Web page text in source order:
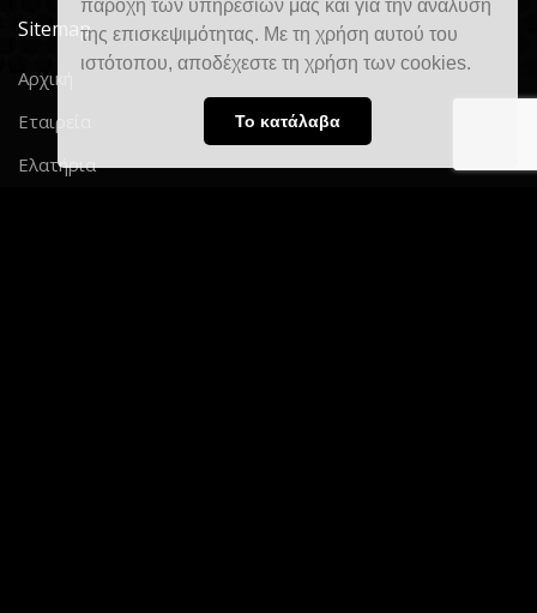
παροχή των υπηρεσιών μας και για την ανάλυση
της επισκεψιμότητας. Με τη χρήση αυτού του
ιστότοπου, αποδέχεστε τη χρήση των cookies.
Το κατάλαβα
Sitemap
Αρχική
Εταιρεία
Ελατήρια